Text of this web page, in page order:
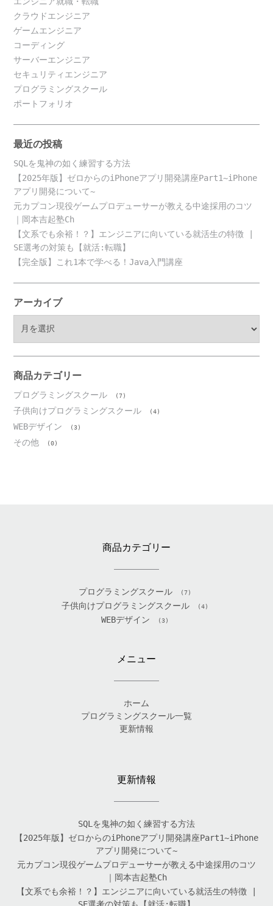
クラウドエンジニア
ゲームエンジニア
コーディング
サーバーエンジニア
セキュリティエンジニア
プログラミングスクール
ポートフォリオ
最近の投稿
SQLを鬼神の如く練習する方法
【2025年版】ゼロからのiPhoneアプリ開発講座Part1~iPhone
アプリ開発について~
元カプコン現役ゲームプロデューサーが教える中途採用のコツ
｜岡本吉起塾Ch
【文系でも余裕！？】エンジニアに向いている就活生の特徴 |
SE選考の対策も【就活:転職】
【完全版】これ1本で学べる！Java入門講座
アーカイブ
ブ
商品カテゴリー
プログラミングスクール (7)
子供向けプログラミングスクール (4)
WEBデザイン (3)
その他 (0)
商品カテゴリー
プログラミングスクール (7)
子供向けプログラミングスクール (4)
WEBデザイン (3)
メニュー
ホーム
プログラミングスクール一覧
更新情報
更新情報
SQLを鬼神の如く練習する方法
【2025年版】ゼロからのiPhoneアプリ開発講座Part1~iPhone
アプリ開発について~
元カプコン現役ゲームプロデューサーが教える中途採用のコツ
｜岡本吉起塾Ch
【文系でも余裕！？】エンジニアに向いている就活生の特徴 |